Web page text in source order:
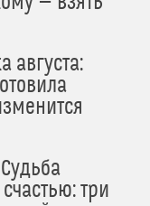
августа:
три